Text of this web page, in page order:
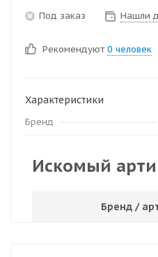
Под заказ Нашли
Рекомендуют 0 человек
Характеристики
Бренд
Искомый
Бренд /